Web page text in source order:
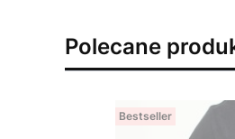
Polecane
Bestseller